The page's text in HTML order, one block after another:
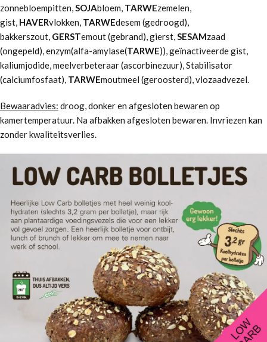
zonnebloempitten,SOJAbloem, TARWEzemelen,
gist, HAVERvlokken, TARWEdesem (gedroogd),
bakkerszout, GERSTemout (gebrand), gierst,SESAMzaad
(ongepeld), enzym(alfa-amylase(TARWE)), geïnactiveerde gist,
kaliumjodide, meelverbeteraar (ascorbinezuur), Stabilisator
(calciumfosfaat), TARWEmoutmeel (geroosterd), vlozaadvezel.
Bewaaradvies: droog, donker en afgesloten bewaren op
kamertemperatuur. Na afbakken afgesloten bewaren. Invriezen kan
zonder kwaliteitsverlies.